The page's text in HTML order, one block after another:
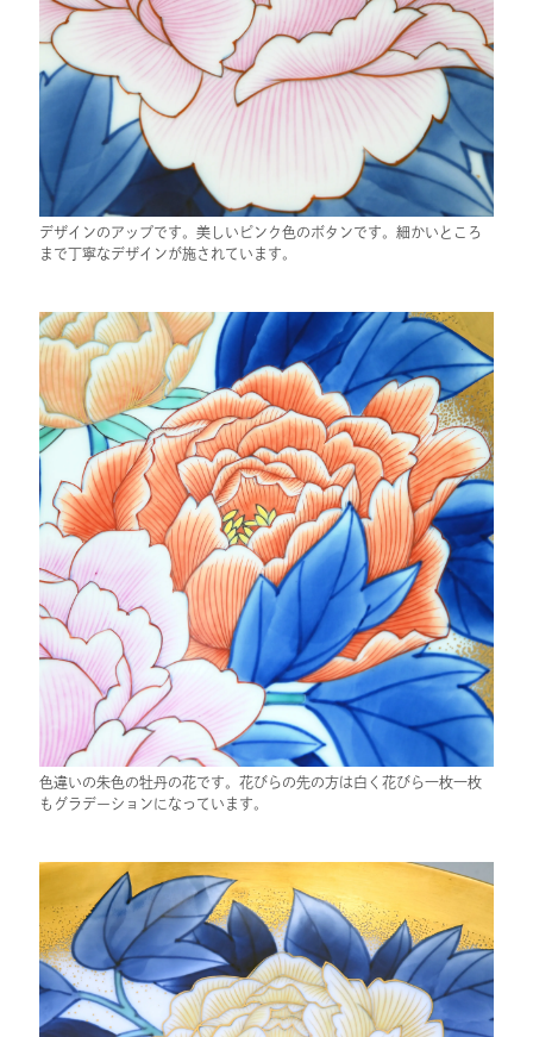
デザインのアップです。美しいピンク色のボタンです。細かいところ
まで丁寧なデザインが施されています。
色違いの朱色の牡丹の花です。花びらの先の方は白く花びら一枚一枚
もグラデーションになっています。